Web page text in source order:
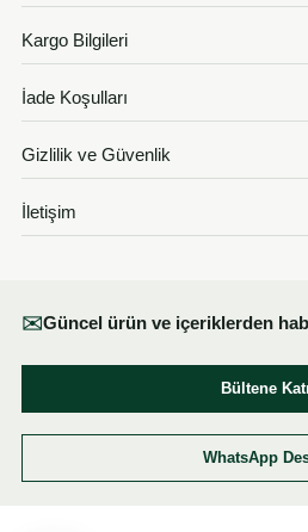
Kargo Bilgileri
İade Koşulları
Gizlilik ve Güvenlik
İletişim
✉Güncel ürün ve içeriklerden
Bültene Katıl
WhatsApp